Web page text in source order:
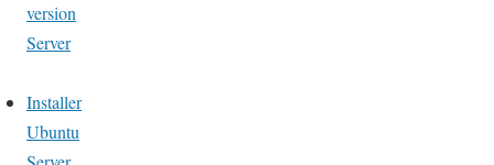
version
Server
Installer
Ubuntu